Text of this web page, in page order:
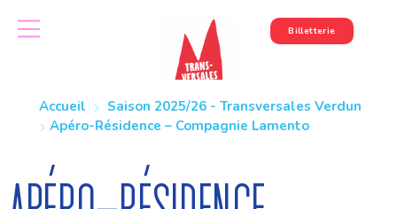
Billetterie
Accueil
Saison 2025/26 - Transversales Verdun
Apéro-Résidence – Compagnie Lamento